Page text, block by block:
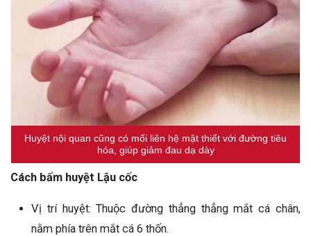
Huyệt nội quan cũng có mối liên hệ mật thiết với đường tiêu
hóa, giúp giảm đau dạ dày
Cách bấm huyệt Lậu cốc
Vị trí huyệt: Thuộc đường thẳng thẳng mắt cá chân,
nằm phía trên mắt cá 6 thốn.